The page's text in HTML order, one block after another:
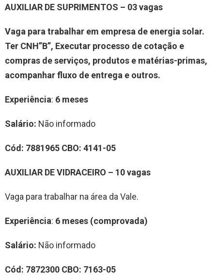
AUXILIAR DE SUPRIMENTOS – 03 vagas
Vaga para trabalhar em empresa de energia solar.
Ter CNH”B”, Executar processo de cotação e
compras de serviços, produtos e matérias-primas,
acompanhar fluxo de entrega e outros.
Experiência: 6 meses
Salário: Não informado
Cód: 7881965 CBO: 4141-05
AUXILIAR DE VIDRACEIRO – 10 vagas
Vaga para trabalhar na área da Vale.
Experiência: 6 meses (comprovada)
Salário: Não informado
Cód: 7872300 CBO: 7163-05